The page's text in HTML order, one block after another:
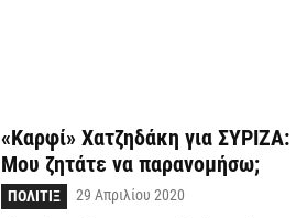
«Καρφί» Χατζηδάκη για ΣΥΡΙΖΑ:
Μου ζητάτε να παρανομήσω;
ΠΟΛΙΤΙΞ
29 Απριλίου 2020